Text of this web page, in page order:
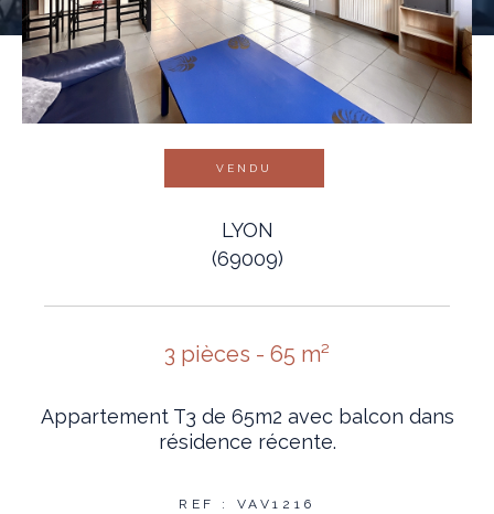
VENDU
LYON
(69009)
3 pièces - 65 m²
Appartement T3 de 65m2 avec balcon dans
résidence récente.
REF : VAV1216